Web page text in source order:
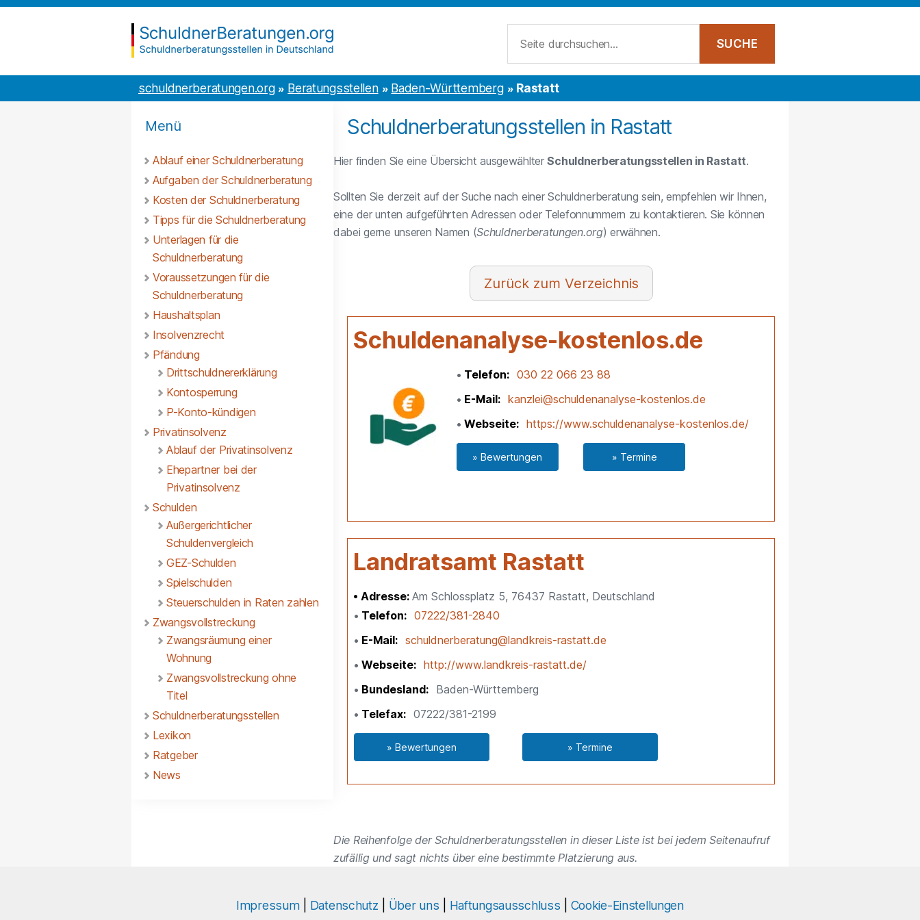
Inhalt
to
schuldnerberatungen.org Beratungsstellen Baden-Württemberg Rastatt
Menü
Ablauf einer Schuldnerberatung
Aufgaben der Schuldnerberatung
Kosten der Schuldnerberatung
Tipps für die Schuldnerberatung
Unterlagen für die
Schuldnerberatung
Voraussetzungen für die
Schuldnerberatung
Haushaltsplan
Insolvenzrecht
Pfändung
Drittschuldnererklärung
Kontosperrung
P-Konto-kündigen
Privatinsolvenz
Ablauf der Privatinsolvenz
Ehepartner bei der
Privatinsolvenz
Schulden
Außergerichtlicher
Schuldenvergleich
GEZ-Schulden
Spielschulden
Steuerschulden in Raten zahlen
Zwangsvollstreckung
Zwangsräumung einer
Wohnung
Zwangsvollstreckung ohne
Titel
Schuldnerberatungsstellen
Lexikon
Ratgeber
News
Schuldnerberatungsstellen in Rastatt
Hier finden Sie eine Übersicht ausgewählterSchuldnerberatungsstellen in Rastatt.
Sollten Sie derzeit auf der Suche nach einer Schuldnerberatung sein, empfehlen wir Ihnen,
eine der unten aufgeführten Adressen oder Telefonnummern zu kontaktieren. Sie können
dabei gerne unseren Namen (Schuldnerberatungen.org) erwähnen.
Verzeichnis
Schuldenanalyse-kostenlos.de
Telefon
030 22 066 23 88
E-Mail
kanzlei@schuldenanalyse-kostenlos.de
Webseite
https://www.schuldenanalyse-kostenlos.de/
» Bewertungen » Termine
Landratsamt Rastatt
Adresse: Am Schlossplatz 5, 76437 Rastatt, Deutschland
Telefon
07222/381-2840
E-Mail
schuldnerberatung@landkreis-rastatt.de
Webseite
http://www.landkreis-rastatt.de/
Bundesland
Baden-Württemberg
Telefax
07222/381-2199
» Bewertungen » Termine
Die Reihenfolge der Schuldnerberatungsstellen in dieser Liste ist bei jedem Seitenaufruf
zufällig und sagt nichts über eine bestimmte Platzierung aus.
Impressum| Datenschutz Über uns Haftungsausschluss Cookie-Einstellungen